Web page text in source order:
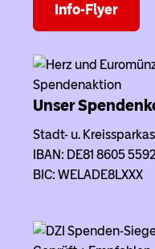
Info-Flyer
Unser
Stadt- u.
IBAN: DE81 8605
BIC: WELADE8LXXX